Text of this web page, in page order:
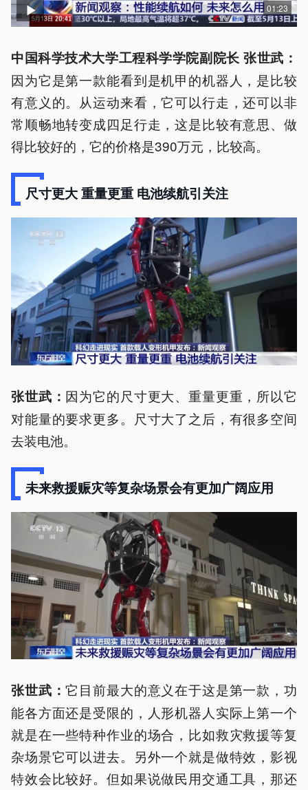
01:23
中国科学技术大学工程科学学院副院长 张世武：
因为它是第一款能看到是机甲的机器人，是比较
有意义的。从运动来看，它可以行走，还可以非
常顺畅地转变成四足行走，这是比较有意思、做
得比较好的，它的价格是390万元，比较高。
尺寸更大 重量更重 电池续航引关注
张世武： 因为它的尺寸更大、重量更重，所以它
对能量的要求更多。尺寸大了之后，有很多空间
去装电池。
未来救援赈灾等复杂场景会有更加广阔应用
张世武：它目前最大的意义在于这是第一款，功
能各方面还是受限的，人形机器人实际上第一个
就是在一些特种作业的场合，比如救灾救援等复
杂场景它可以进去。另外一个就是做特效，影视
特效会比较好。但如果说做民用交通工具，那还